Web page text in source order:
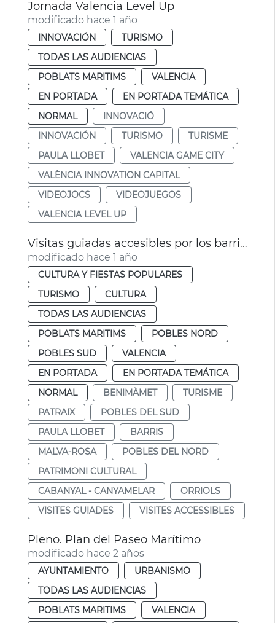
Jornada Valencia Level Up
modificado hace 1 año
INNOVACIÓN
TURISMO
TODAS LAS AUDIENCIAS
POBLATS MARITIMS
VALENCIA
EN PORTADA
EN PORTADA TEMÁTICA
NORMAL
INNOVACIÓ
INNOVACIÓN
TURISMO
TURISME
PAULA LLOBET
VALENCIA GAME CITY
VALÈNCIA INNOVATION CAPITAL
VIDEOJOCS
VIDEOJUEGOS
VALENCIA LEVEL UP
Visitas guiadas accesibles por los barrios de la ciudad
modificado hace 1 año
CULTURA Y FIESTAS POPULARES
TURISMO
CULTURA
TODAS LAS AUDIENCIAS
POBLATS MARITIMS
POBLES NORD
POBLES SUD
VALENCIA
EN PORTADA
EN PORTADA TEMÁTICA
NORMAL
BENIMÀMET
TURISME
PATRAIX
POBLES DEL SUD
PAULA LLOBET
BARRIS
MALVA-ROSA
POBLES DEL NORD
PATRIMONI CULTURAL
CABANYAL - CANYAMELAR
ORRIOLS
VISITES GUIADES
VISITES ACCESSIBLES
Pleno. Plan del Paseo Marítimo
modificado hace 2 años
AYUNTAMIENTO
URBANISMO
TODAS LAS AUDIENCIAS
POBLATS MARITIMS
VALENCIA